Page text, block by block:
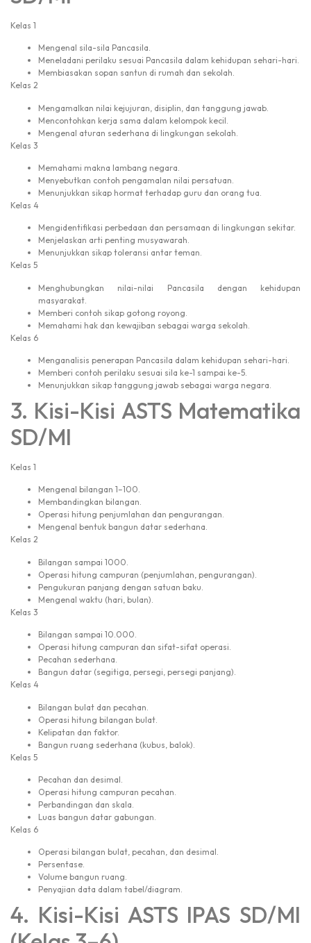
Kelas 1
Mengenal sila-sila Pancasila.
Meneladani perilaku sesuai Pancasila dalam kehidupan sehari-hari.
Membiasakan sopan santun di rumah dan sekolah.
Kelas 2
Mengamalkan nilai kejujuran, disiplin, dan tanggung jawab.
Mencontohkan kerja sama dalam kelompok kecil.
Mengenal aturan sederhana di lingkungan sekolah.
Kelas 3
Memahami makna lambang negara.
Menyebutkan contoh pengamalan nilai persatuan.
Menunjukkan sikap hormat terhadap guru dan orang tua.
Kelas 4
Mengidentifikasi perbedaan dan persamaan di lingkungan sekitar.
Menjelaskan arti penting musyawarah.
Menunjukkan sikap toleransi antar teman.
Kelas 5
Menghubungkan nilai-nilai Pancasila dengan kehidupan
masyarakat.
Memberi contoh sikap gotong royong.
Memahami hak dan kewajiban sebagai warga sekolah.
Kelas 6
Menganalisis penerapan Pancasila dalam kehidupan sehari-hari.
Memberi contoh perilaku sesuai sila ke-1 sampai ke-5.
Menunjukkan sikap tanggung jawab sebagai warga negara.
3. Kisi-Kisi ASTS Matematika
SD/MI
Kelas 1
Mengenal bilangan 1–100.
Membandingkan bilangan.
Operasi hitung penjumlahan dan pengurangan.
Mengenal bentuk bangun datar sederhana.
Kelas 2
Bilangan sampai 1000.
Operasi hitung campuran (penjumlahan, pengurangan).
Pengukuran panjang dengan satuan baku.
Mengenal waktu (hari, bulan).
Kelas 3
Bilangan sampai 10.000.
Operasi hitung campuran dan sifat-sifat operasi.
Pecahan sederhana.
Bangun datar (segitiga, persegi, persegi panjang).
Kelas 4
Bilangan bulat dan pecahan.
Operasi hitung bilangan bulat.
Kelipatan dan faktor.
Bangun ruang sederhana (kubus, balok).
Kelas 5
Pecahan dan desimal.
Operasi hitung campuran pecahan.
Perbandingan dan skala.
Luas bangun datar gabungan.
Kelas 6
Operasi bilangan bulat, pecahan, dan desimal.
Persentase.
Volume bangun ruang.
Penyajian data dalam tabel/diagram.
4. Kisi-Kisi ASTS IPAS SD/MI